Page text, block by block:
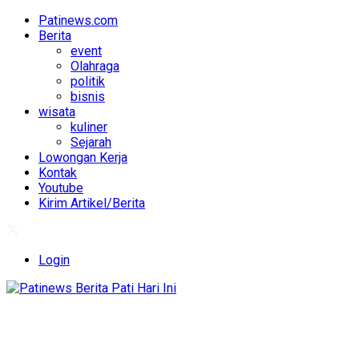
Patinews.com
Berita
event
Olahraga
politik
bisnis
wisata
kuliner
Sejarah
Lowongan Kerja
Kontak
Youtube
Kirim Artikel/Berita
Login